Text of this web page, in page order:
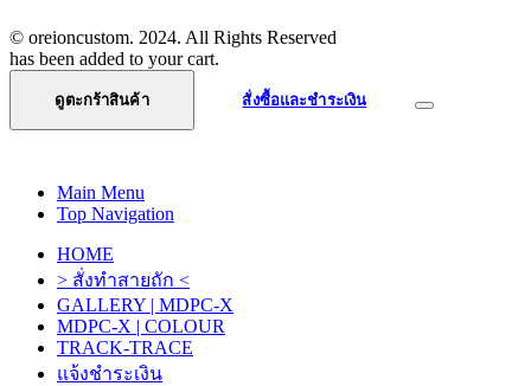
© oreioncustom. 2024. All Rights Reserved
has been added to your cart.
ดูตะกร้าสินค้า สั่งซื้อและชำระเงิน
Main Menu
Top Navigation
HOME
> สั่งทำสายถัก <
GALLERY | MDPC-X
MDPC-X | COLOUR
TRACK-TRACE
แจ้งชำระเงิน